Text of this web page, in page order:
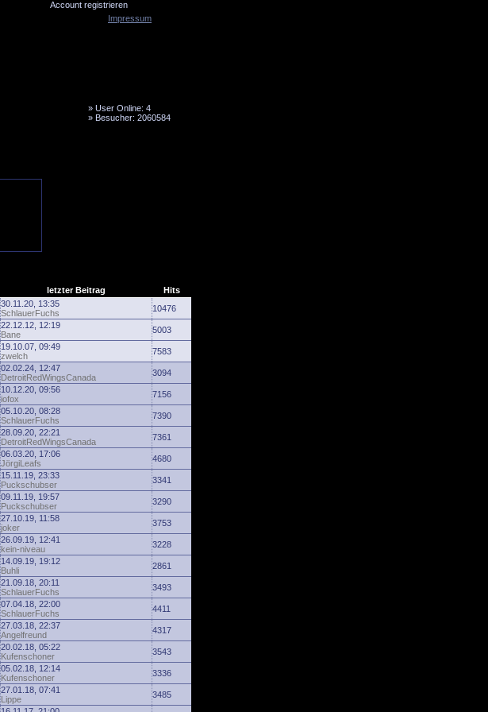
Account registrieren
» User Online: 4
» Besucher: 2060584
letzter Beitrag
Hits
30.11.20, 13:35
SchlauerFuchs
10476
22.12.12, 12:19
Bane
5003
19.10.07, 09:49
zwelch
7583
02.02.24, 12:47
DetroitRedWingsCanada
3094
10.12.20, 09:56
iofox
7156
05.10.20, 08:28
SchlauerFuchs
7390
28.09.20, 22:21
DetroitRedWingsCanada
7361
06.03.20, 17:06
JörgiLeafs
4680
15.11.19, 23:33
Puckschubser
3341
09.11.19, 19:57
Puckschubser
3290
27.10.19, 11:58
joker
3753
26.09.19, 12:41
kein-niveau
3228
14.09.19, 19:12
Buhli
2861
21.09.18, 20:11
SchlauerFuchs
3493
07.04.18, 22:00
SchlauerFuchs
4411
27.03.18, 22:37
Angelfreund
4317
20.02.18, 05:22
Kufenschoner
3543
05.02.18, 12:14
Kufenschoner
3336
27.01.18, 07:41
Lippe
3485
Impressum